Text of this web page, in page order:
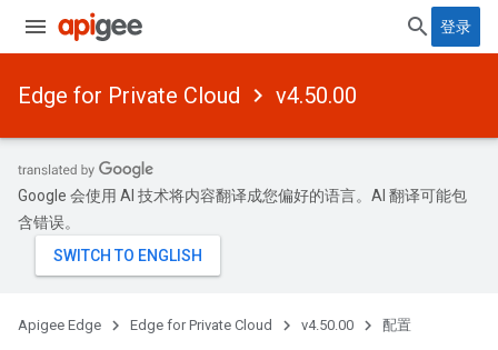
登录
Edge for Private Cloud v4.50.00
Google 会使用 AI 技术将内容翻译成您偏好的语言。AI 翻译可能包
含错误。
Apigee Edge Edge for Private Cloud v4.50.00 配置